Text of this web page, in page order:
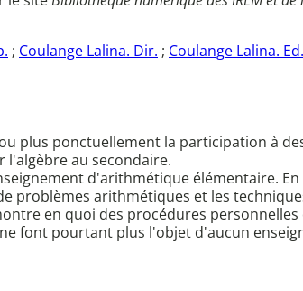
; Coulange Lalina. Dir. ; Coulange Lalina. Ed.
plus ponctuellement la participation à
l'algèbre au secondaire.
d'arithmétique élémentaire.
problèmes arithmétiques et les
en quoi des procédures
font pourtant plus l'objet d'aucun